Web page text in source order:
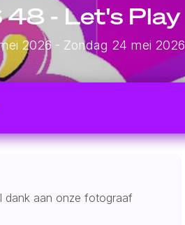
48 - Let's Play
2026- Zondag 24 mei 2026
dank aan onze fotograaf